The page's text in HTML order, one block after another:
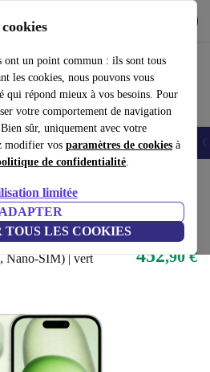
ont un point commun : ils sont tous
les cookies, nous pouvons vous
qui répond mieux à vos besoins. Pour
votre comportement de navigation
sûr, uniquement avec votre
modifier vos paramètres de cookies à
de confidentialité.
limitée
ADAPTER
TOUS LES COOKIES
facilement
Montres connectées Accessoires
Nano-SIM) | vert 452,90 €